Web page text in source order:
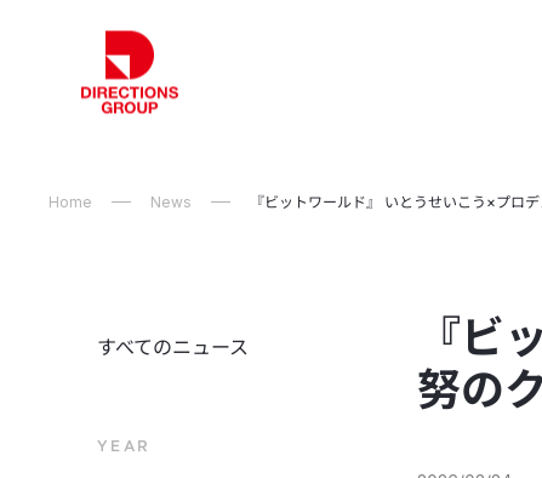
Home News 『ビットワールド』 いとうせいこう×プロ
『ビ
努の
すべてのニュース
YEAR